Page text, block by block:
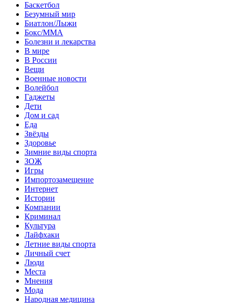
Баскетбол
Безумный мир
Биатлон/Лыжи
Бокс/MMA
Болезни и лекарства
В мире
В России
Вещи
Военные новости
Волейбол
Гаджеты
Дети
Дом и сад
Еда
Звёзды
Здоровье
Зимние виды спорта
ЗОЖ
Игры
Импортозамещение
Интернет
Истории
Компании
Криминал
Культура
Лайфхаки
Летние виды спорта
Личный счет
Люди
Места
Мнения
Мода
Народная медицина